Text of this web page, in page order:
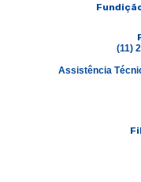
(11)
Assistência